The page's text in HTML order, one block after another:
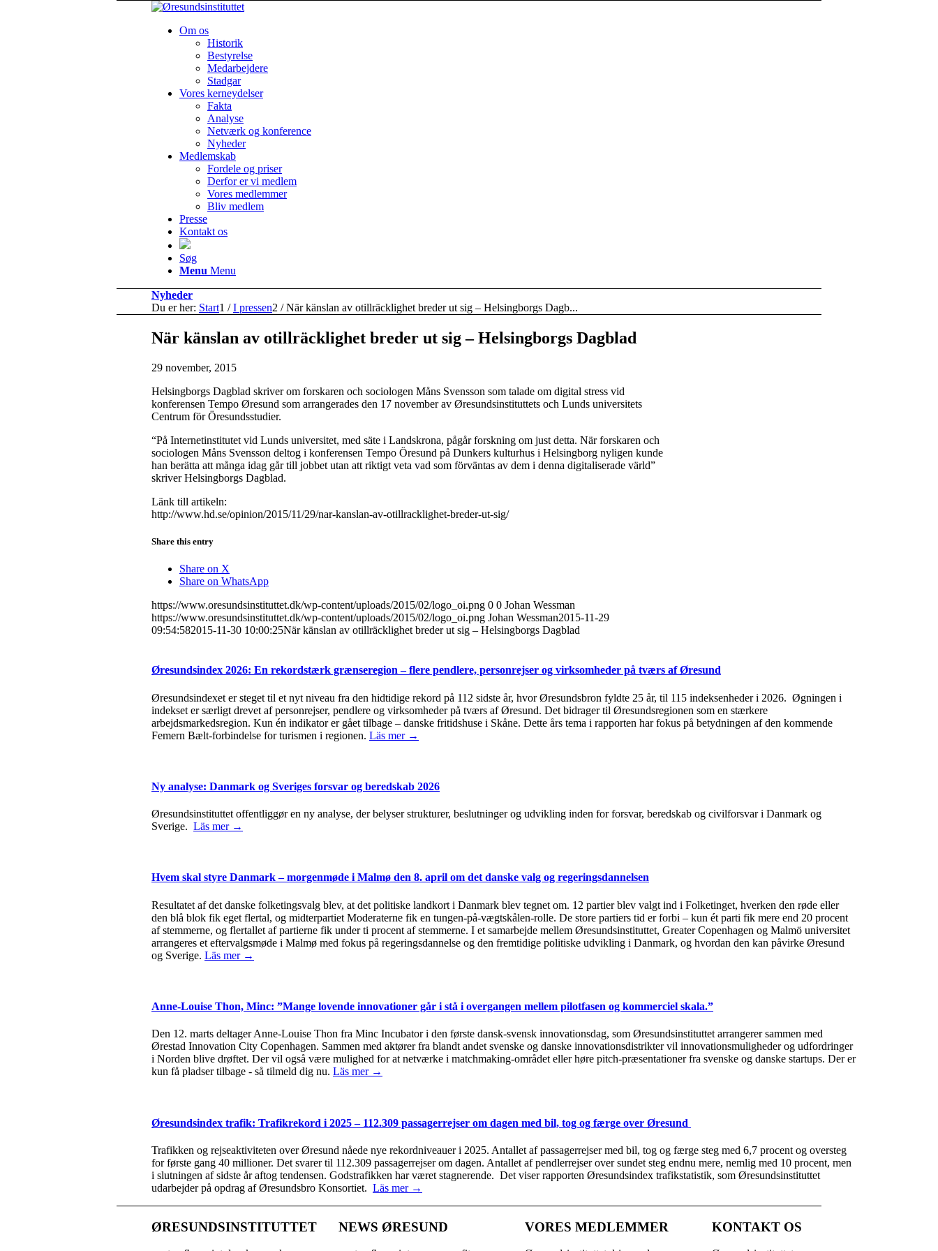
Om os
Historik
Bestyrelse
Medarbejdere
Stadgar
Vores kerneydelser
Fakta
Analyse
Netværk og konference
Nyheder
Medlemskab
Fordele og priser
Derfor er vi medlem
Vores medlemmer
Bliv medlem
Presse
Kontakt os
Søg
Menu Menu
Nyheder
Du er her: Start1 / I pressen2 / När känslan av otillräcklighet breder ut sig – Helsingborgs Dagb...
När känslan av otillräcklighet breder ut sig – Helsingborgs Dagblad
29 november, 2015
Helsingborgs Dagblad skriver om forskaren och sociologen Måns Svensson som talade om digital stress vid
konferensen Tempo Øresund som arrangerades den 17 november av Øresundsinstituttets och Lunds universitets
Centrum för Öresundsstudier.
“På Internetinstitutet vid Lunds universitet, med säte i Landskrona, pågår forskning om just detta. När forskaren och
sociologen Måns Svensson deltog i konferensen Tempo Öresund på Dunkers kulturhus i Helsingborg nyligen kunde
han berätta att många idag går till jobbet utan att riktigt veta vad som förväntas av dem i denna digitaliserade värld”
skriver Helsingborgs Dagblad.
Länk till artikeln:
http://www.hd.se/opinion/2015/11/29/nar-kanslan-av-otillracklighet-breder-ut-sig/
Share this entry
Share on X
Share on WhatsApp
https://www.oresundsinstituttet.dk/wp-content/uploads/2015/02/logo_oi.png 0 0 Johan Wessman
https://www.oresundsinstituttet.dk/wp-content/uploads/2015/02/logo_oi.png Johan Wessman2015-11-29
09:54:582015-11-30 10:00:25När känslan av otillräcklighet breder ut sig – Helsingborgs Dagblad
Øresundsindex 2026: En rekordstærk grænseregion – flere pendlere, personrejser og virksomheder på tværs af Øresund
Øresundsindexet er steget til et nyt niveau fra den hidtidige rekord på 112 sidste år, hvor Øresundsbron fyldte 25 år, til 115 indeksenheder i 2026. Øgningen i
indekset er særligt drevet af personrejser, pendlere og virksomheder på tværs af Øresund. Det bidrager til Øresundsregionen som en stærkere
arbejdsmarkedsregion. Kun én indikator er gået tilbage – danske fritidshuse i Skåne. Dette års tema i rapporten har fokus på betydningen af den kommende
Femern Bælt-forbindelse for turismen i regionen. Läs mer →
Ny analyse: Danmark og Sveriges forsvar og beredskab 2026
Øresundsinstituttet offentliggør en ny analyse, der belyser strukturer, beslutninger og udvikling inden for forsvar, beredskab og civilforsvar i Danmark og
Sverige. Läs mer →
Hvem skal styre Danmark – morgenmøde i Malmø den 8. april om det danske valg og regeringsdannelsen
Resultatet af det danske folketingsvalg blev, at det politiske landkort i Danmark blev tegnet om. 12 partier blev valgt ind i Folketinget, hverken den røde eller
den blå blok fik eget flertal, og midterpartiet Moderaterne fik en tungen-på-vægtskålen-rolle. De store partiers tid er forbi – kun ét parti fik mere end 20 procent
af stemmerne, og flertallet af partierne fik under ti procent af stemmerne. I et samarbejde mellem Øresundsinstituttet, Greater Copenhagen og Malmö universitet
arrangeres et eftervalgsmøde i Malmø med fokus på regeringsdannelse og den fremtidige politiske udvikling i Danmark, og hvordan den kan påvirke Øresund
og Sverige. Läs mer →
Anne-Louise Thon, Minc: ”Mange lovende innovationer går i stå i overgangen mellem pilotfasen og kommerciel skala.”
Den 12. marts deltager Anne-Louise Thon fra Minc Incubator i den første dansk-svensk innovationsdag, som Øresundsinstituttet arrangerer sammen med
Ørestad Innovation City Copenhagen. Sammen med aktører fra blandt andet svenske og danske innovationsdistrikter vil innovationsmuligheder og udfordringer
i Norden blive drøftet. Der vil også være mulighed for at netværke i matchmaking-området eller høre pitch-præsentationer fra svenske og danske startups. Der er
kun få pladser tilbage - så tilmeld dig nu. Läs mer →
Øresundsindex trafik: Trafikrekord i 2025 – 112.309 passagerrejser om dagen med bil, tog og færge over Øresund
Trafikken og rejseaktiviteten over Øresund nåede nye rekordniveauer i 2025. Antallet af passagerrejser med bil, tog og færge steg med 6,7 procent og oversteg
for første gang 40 millioner. Det svarer til 112.309 passagerrejser om dagen. Antallet af pendlerrejser over sundet steg endnu mere, nemlig med 10 procent, men
i slutningen af sidste år aftog tendensen. Godstrafikken har været stagnerende. Det viser rapporten Øresundsindex trafikstatistik, som Øresundsinstituttet
udarbejder på opdrag af Øresundsbro Konsortiet. Läs mer →
ØRESUNDSINSTITUTTET NEWS ØRESUND VORES MEDLEMMER KONTAKT OS